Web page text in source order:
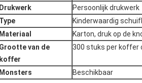
Drukwerk
Persoonlijk drukwerk
Type
Kinderwaardig
Materiaal
Karton, druk op de
Grootte van de
koffer
300 stuks per koffer
Monsters Beschikbaar